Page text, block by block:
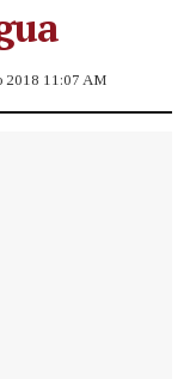
2018 11:07 AM